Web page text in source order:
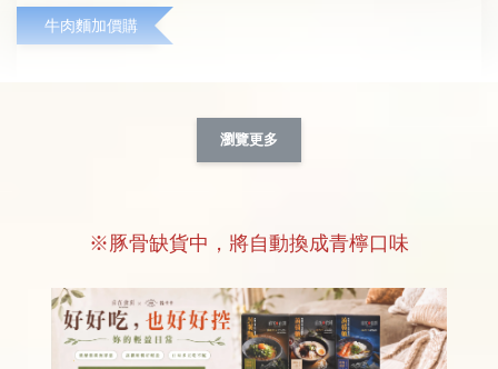
牛肉麵加價購
瀏覽更多
※豚骨缺貨中，將自動換成青檸口味